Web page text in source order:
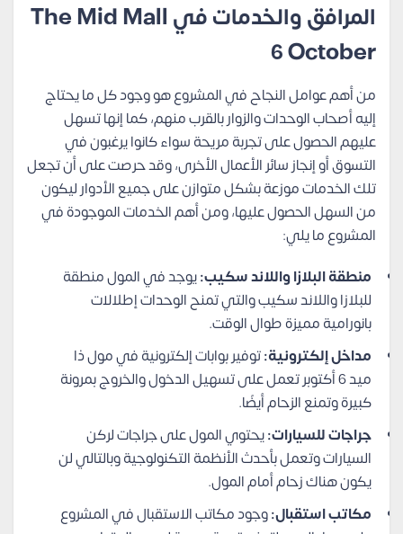
المرافق والخدمات في The Mid Mall
6 October
من أهم عوامل النجاح في المشروع هو وجود كل ما يحتاج
إليه أصحاب الوحدات والزوار بالقرب منهم، كما إنها تسهل
عليهم الحصول على تجربة مريحة سواء كانوا يرغبون في
التسوق أو إنجاز سائر الأعمال الأخرى، وقد حرصت على أن تجعل
تلك الخدمات موزعة بشكل متوازن على جميع الأدوار ليكون
من السهل الحصول عليها، ومن أهم الخدمات الموجودة في
المشروع ما يلي:
منطقة البلازا واللاند سكيب:يوجد في المول منطقة
للبلازا واللاند سكيب والتي تمنح الوحدات إطلالات
بانورامية مميزة طوال الوقت.
مداخل إلكترونية:توفير بوابات إلكترونية في مول ذا
ميد 6 أكتوبر تعمل على تسهيل الدخول والخروج بمرونة
كبيرة وتمنع الزحام أيضًا.
جراجات للسيارات:يحتوي المول على جراجات لركن
السيارات وتعمل بأحدث الأنظمة التكنولوجية وبالتالي لن
يكون هناك زحام أمام المول.
مكاتب استقبال:وجود مكاتب الاستقبال في المشروع